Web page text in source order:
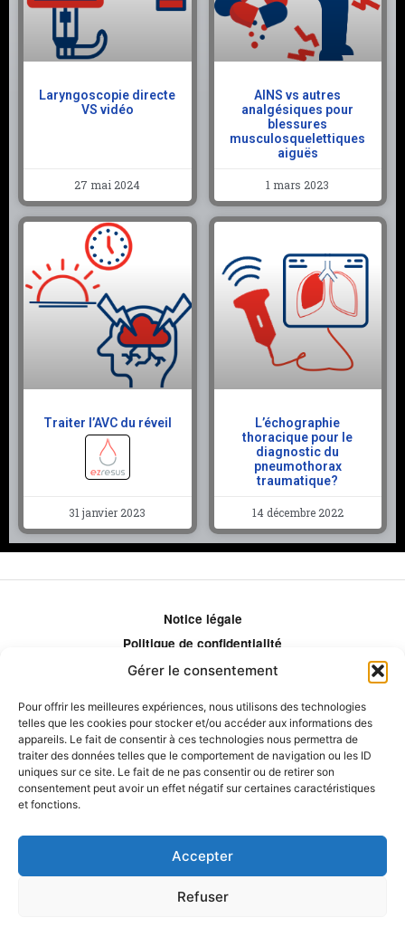
Gérer le consentement
Pour offrir les meilleures expériences, nous utilisons des technologies
telles que les cookies pour stocker et/ou accéder aux informations des
appareils. Le fait de consentir à ces technologies nous permettra de
traiter des données telles que le comportement de navigation ou les ID
uniques sur ce site. Le fait de ne pas consentir ou de retirer son
consentement peut avoir un effet négatif sur certaines caractéristiques
et fonctions.
Accepter
Refuser
Laryngoscopie directe
VS vidéo
27 mai 2024
AINS vs autres
analgésiques pour
blessures
musculosquelettiques
aiguës
1 mars 2023
Traiter l’AVC du réveil
31 janvier 2023
L’échographie
thoracique pour le
diagnostic du
pneumothorax
traumatique?
14 décembre 2022
Notice légale
Politique de confidentialité
Politique de remboursement
Comment ça marche?
Qui sommes-nous?
Obtenir les crédits
Les éditeurs